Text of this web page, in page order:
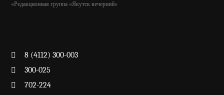
«Редакционная группа «Якутск вечерний»
8 (4112) 300-003
300-025
702-224